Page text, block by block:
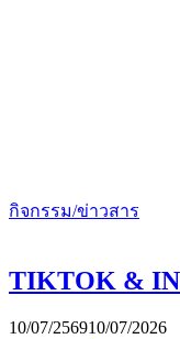
กิจกรรม/ข่าวสาร
TIKTOK &
10/07/256910/07/2026